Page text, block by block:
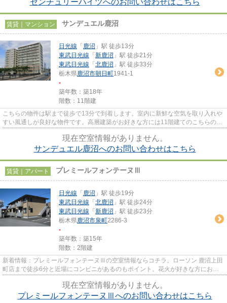
センチュリーハイツへのお問い合わせはこちら
賃貸｜マンション サンデュエル鹿沼
日光線 「 鹿沼 」駅 徒歩13分
東武日光線 「 新鹿沼 」駅 徒歩21分
東武日光線 「 北鹿沼 」駅 徒歩33分
栃木県鹿沼市朝日町1941-1
-
築年数：築18年
階数：11階建
こちらの物件は駅まで徒歩で13分で到着します。室内に新鮮な空気を取り入れや
すい風通しが良好な物件です。高層建築がお好きな方には11階建てのこちらの物
現在空室情報がありません。
サンデュエル鹿沼へのお問い合わせはこちら
賃貸｜アパート プレミールフォンテーヌⅢ
日光線 「 鹿沼 」駅 徒歩19分
東武日光線 「 北鹿沼 」駅 徒歩24分
東武日光線 「 新鹿沼 」駅 徒歩23分
栃木県鹿沼市泉町2286-3
-
築年数：築15年
階数：2階建
新着情報：プレミールフォンテーヌⅢの空室情報ならコチラ。ローソン 鹿沼上田
町店まで徒歩6分と近場にコンビニがあるのもポイント。花火が好きな方におす
現在空室情報がありません。
プレミールフォンテーヌⅢへのお問い合わせはこちら